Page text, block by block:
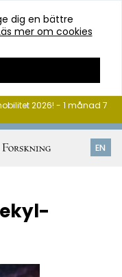
dig en bättre
mer om cookies
EN
2026! - 1 månad 7